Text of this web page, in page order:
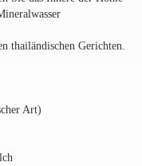
thailändischen Gerichten.
Art)